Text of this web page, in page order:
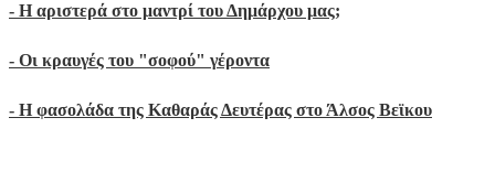
- Η αριστερά στο μαντρί του Δημάρχου μας;
- Οι κραυγές του "σοφού" γέροντα
- Η φασολάδα της Καθαράς Δευτέρας στο Άλσος Βεϊκου